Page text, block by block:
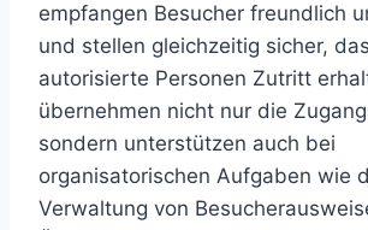
empfangen Besucher freundlich
und stellen gleichzeitig sicher,
autorisierte Personen Zutritt
übernehmen nicht nur die
sondern unterstützen auch bei
organisatorischen Aufgaben wie
Verwaltung von